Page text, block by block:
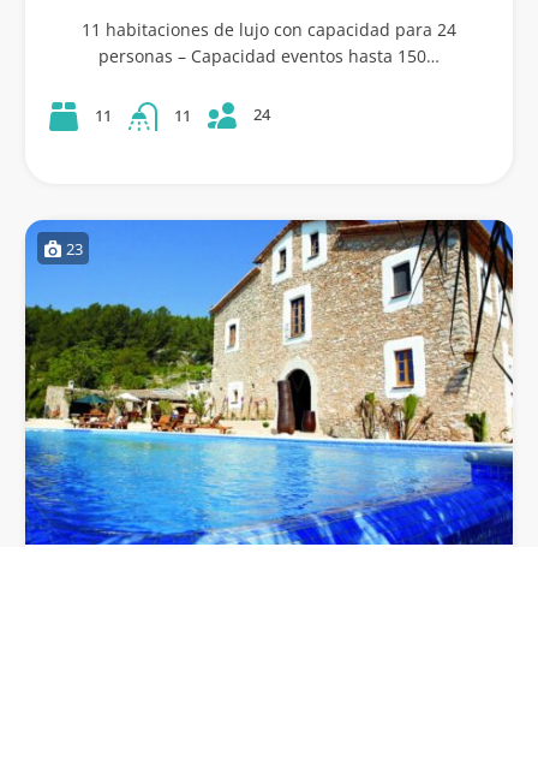
11 habitaciones de lujo con capacidad para 24
personas – Capacidad eventos hasta 150…
11 11 24
23